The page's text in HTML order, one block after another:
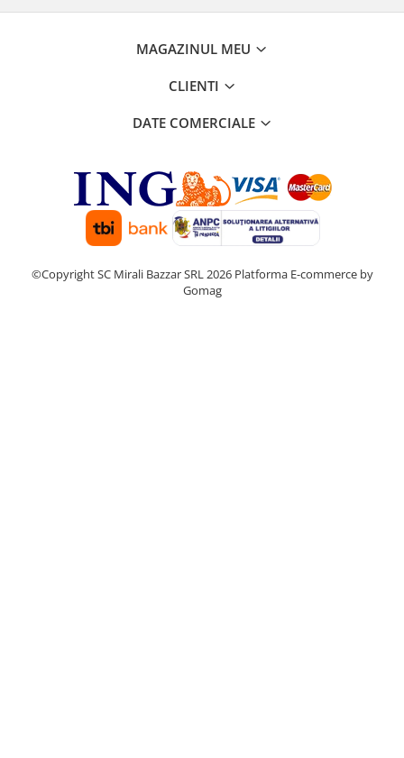
MAGAZINUL MEU
CLIENTI
DATE COMERCIALE
©Copyright SC Mirali Bazzar SRL 2026 Platforma E-commerce by
Gomag